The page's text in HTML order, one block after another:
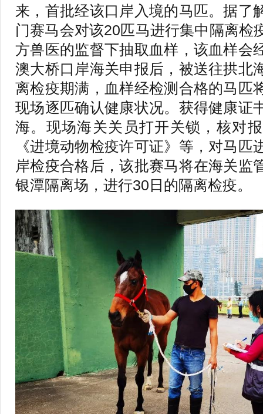
来，首批经该口岸入境的马匹。据了
门赛马会对该20匹马进行集中隔离检
方兽医的监督下抽取血样，该血样会
澳大桥口岸海关申报后，被送往拱北
离检疫期满，血样经检测合格的马匹
现场逐匹确认健康状况。获得健康证
海。现场海关关员打开关锁，核对
《进境动物检疫许可证》等，对马匹
岸检疫合格后，该批赛马将在海关监
银潭隔离场，进行30日的隔离检疫。